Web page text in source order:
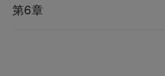
第6章